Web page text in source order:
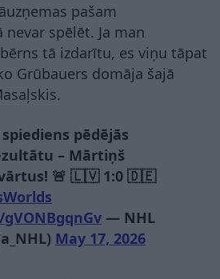
pašam
spēlēt. Ja man
tā izdarītu, es viņu tāpat
Grūbauers domāja šajā
pēdējās
– Mārtiņš
🚨 🇱🇻 1:0 🇩🇪
— NHL
May 17, 2026